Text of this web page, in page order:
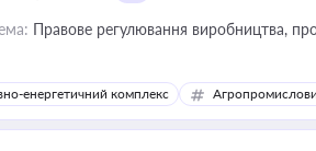
Правове регулювання виробництва,
енергетичний комплекс